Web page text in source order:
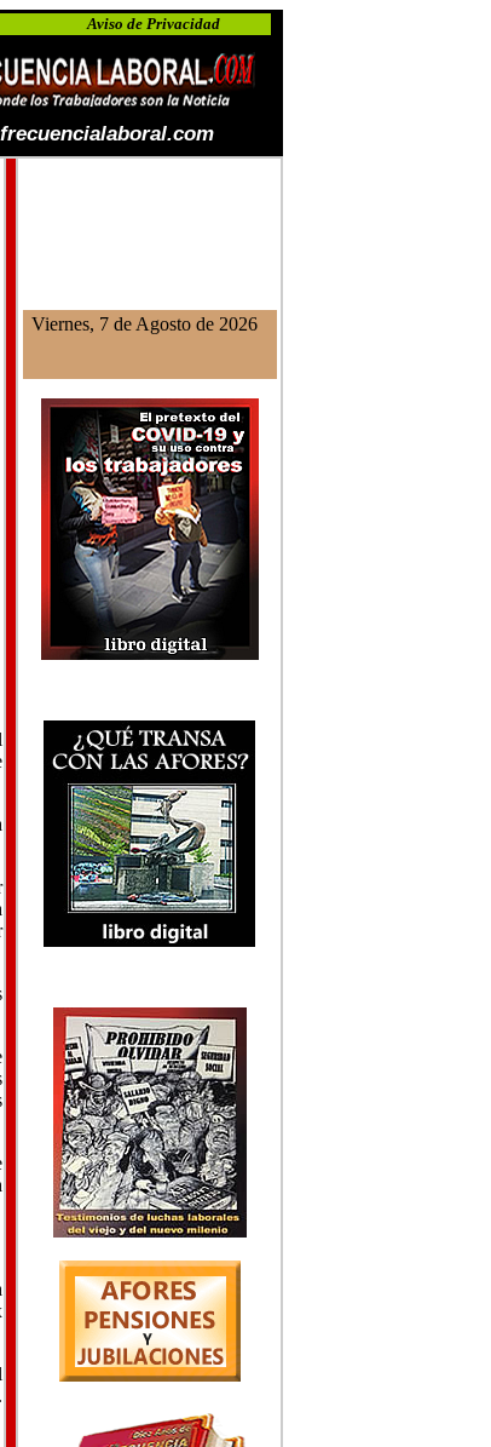
Aviso de Privacidad
Viernes, 7 de Agosto de 2026